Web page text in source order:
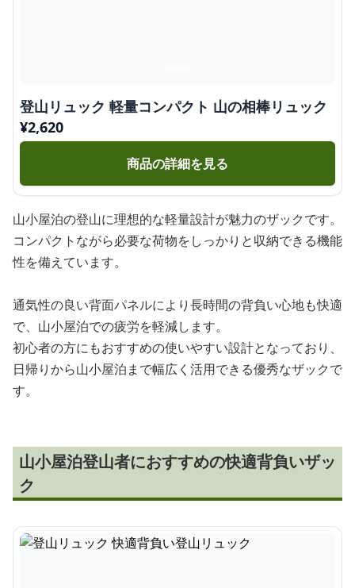
登山リュック 軽量コンパクト 山の相棒リュック
¥2,620
商品の詳細を見る
山小屋泊の登山に理想的な軽量設計が魅力のザックです。
コンパクトながら必要な荷物をしっかりと収納できる機能
性を備えています。
通気性の良い背面パネルにより長時間の背負い心地も快適
で、山小屋泊での疲労を軽減します。
初心者の方にもおすすめの使いやすい設計となっており、
日帰りから山小屋泊まで幅広く活用できる優秀なザックで
す。
山小屋泊登山者におすすめの快適背負いザッ
ク